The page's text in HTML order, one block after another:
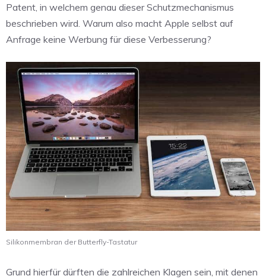
Patent, in welchem genau dieser Schutzmechanismus
beschrieben wird. Warum also macht Apple selbst auf
Anfrage keine Werbung für diese Verbesserung?
Silikonmembran der Butterfly-Tastatur
Grund hierfür dürften die zahlreichen Klagen sein, mit denen